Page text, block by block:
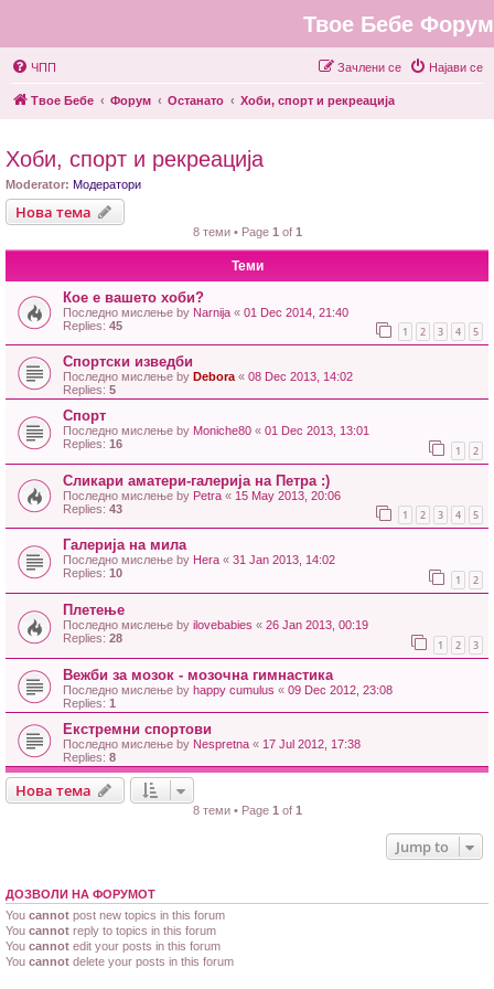
Твое Бебе Форум
ЧПП Најави се
Зачлени се
Твое Бебе Форум Останато Хоби, спорт и рекреација
Хоби, спорт и рекреација
Moderator: Модератори
Нова тема
8 теми • Page 1 of 1
Теми
Кое е вашето хоби?
Последно мислење by Narnija « 01 Dec 2014, 21:40
Replies: 45 1 2 3 4 5
Спортски изведби
Последно мислење by Debora « 08 Dec 2013, 14:02
Replies: 5
Спорт
Последно мислење by Moniche80 « 01 Dec 2013, 13:01
Replies: 16 1 2
Сликари аматери-галерија на Петра :)
Последно мислење by Petra « 15 May 2013, 20:06
Replies: 43 1 2 3 4 5
Галерија на мила
Последно мислење by Hera « 31 Jan 2013, 14:02
Replies: 10 1 2
Плетење
Последно мислење by ilovebabies « 26 Jan 2013, 00:19
Replies: 28 1 2 3
Вежби за мозок - мозочна гимнастика
Последно мислење by happy cumulus « 09 Dec 2012, 23:08
Replies: 1
Екстремни спортови
Последно мислење by Nespretna « 17 Jul 2012, 17:38
Replies: 8
Нова тема
8 теми • Page 1 of 1
Jump to
ДОЗВОЛИ НА ФОРУМОТ
You cannot post new topics in this forum
You cannot reply to topics in this forum
You cannot edit your posts in this forum
You cannot delete your posts in this forum